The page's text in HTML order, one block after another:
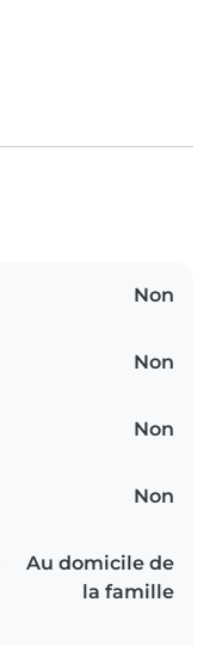
Non
Non
Non
Non
Au domicile de
la famille